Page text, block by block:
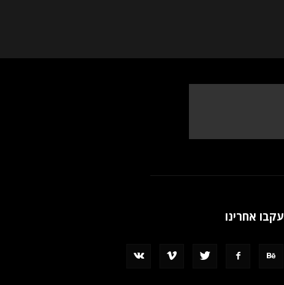
עקבו אחרינו